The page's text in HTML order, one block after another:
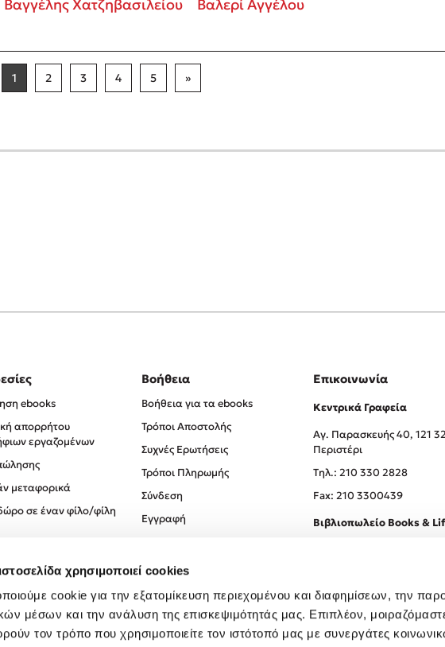
χρησιμοποιεί cookies
cookie για την εξατομίκευση περιεχομένου και διαφημίσεων, την
μέσων και την ανάλυση της επισκεψιμότητάς μας. Επιπλέον,
τον τρόπο που χρησιμοποιείτε τον ιστότοπό μας με συνεργάτες
Βαγγέλης Χατζηβασιλείου Βαλερί Αγγέλου
1 2 3 4 5 »
ebooks
απορρήτου
εργαζομένων
μεταφορικά
σε έναν φίλο/φίλη
Απορρήτου
Βοήθεια
Βοήθεια για τα ebooks
Τρόποι Αποστολής
Συχνές Ερωτήσεις
Τρόποι Πληρωμής
Σύνδεση
Εγγραφή
Επικοινωνία
Κεντρικά Γραφεία
Αγ. Παρασκευής 40, 121
Περιστέρι
Tηλ.: 210 330 2828
Fax: 210 3300439
Βιβλιοπωλείο Books &